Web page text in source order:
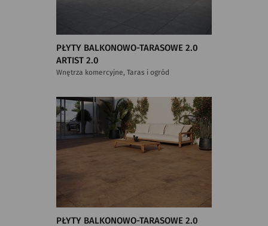
PŁYTY BALKONOWO-TARASOWE 2.0
ARTIST 2.0
Wnętrza komercyjne, Taras i ogród
PŁYTY BALKONOWO-TARASOWE 2.0